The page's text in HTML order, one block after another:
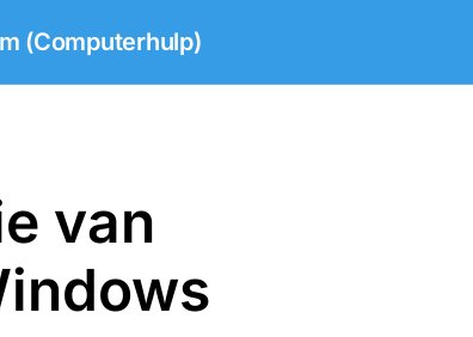
(Computerhulp)
van